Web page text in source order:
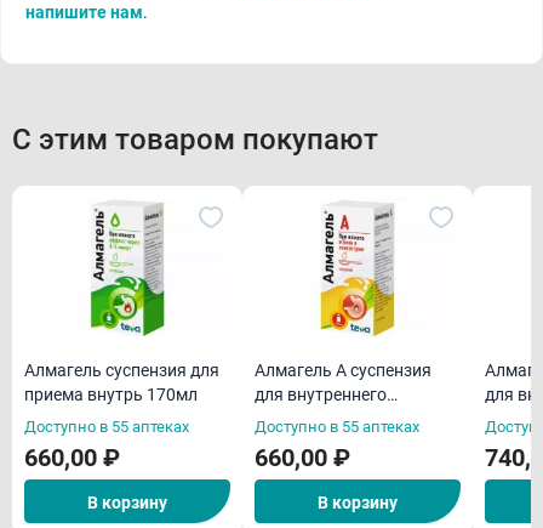
напишите нам.
С этим товаром покупают
Алмагель суспензия для
приема внутрь 170мл
Доступно в 55 аптеках
660,00 ₽
В корзину
Алмагель А суспензия
для внутреннего
применения 170мл
Доступно в 55 аптеках
660,00 ₽
В корзину
для